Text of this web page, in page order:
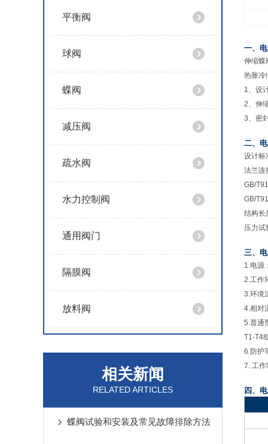
平衡阀
球阀
蝶阀
减压阀
疏水阀
水力控制阀
通用阀门
隔膜阀
放料阀
相关新闻
RELATED ARTICLES
蝶阀试验和安装及常见故障排除方法
一、
伸缩蝶
热胀冷
1、设
2、伸
3、密
二、
设计标
法兰连
GB/
GB/
结构长
压力试
三、
1.电源
2.工作
3.环
4.相对
5.普通
T1-T4
6 防护
7. 工作
四、